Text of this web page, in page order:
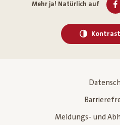
Mehr ja! Natürlich auf
Meldungs- und